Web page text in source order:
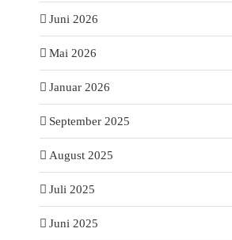
Juni 2026
Mai 2026
Januar 2026
September 2025
August 2025
Juli 2025
Juni 2025